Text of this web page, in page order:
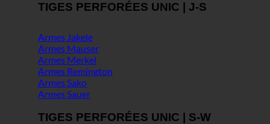
TIGES PERFORÉES UNIC | J-S
Armes Jakele
Armes Mauser
Armes Merkel
Armes Remington
Armes Sako
Armes Sauer
TIGES PERFORÉES UNIC | S-W